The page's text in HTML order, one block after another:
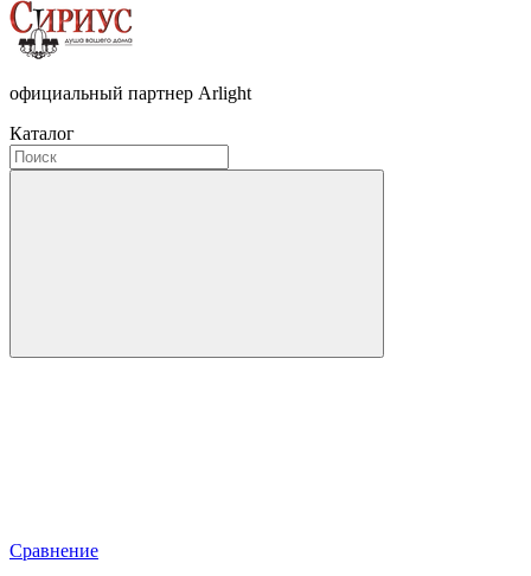
официальный партнер Arlight
Каталог
Сравнение